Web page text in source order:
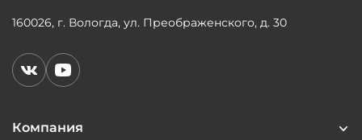
Компания
160026, г. Вологда, ул. Преображенского, д. 30